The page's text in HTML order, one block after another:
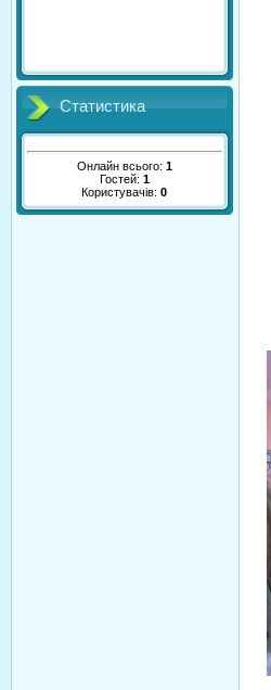
Статистика
Онлайн всього: 1
Гостей: 1
Користувачів:0